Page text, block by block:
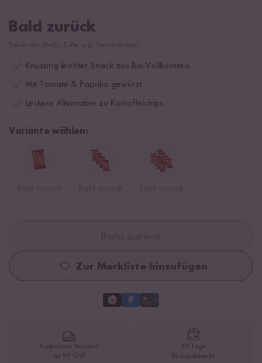
Bald zurück
Knusprig leichter Snack aus Bio-Vollkornreis
Mit Tomate & Paprika gewürzt
Leckere Alternative zu Kartoffelchips
Variante wählen:
Zur Merkliste hinzufügen
Kostenloser Versand
ab 89 CHF
30 Tage
Rückgaberecht